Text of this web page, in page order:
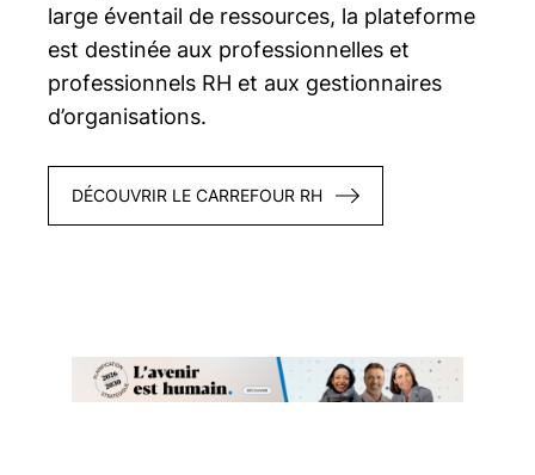
large éventail de ressources, la plateforme
est destinée aux professionnelles et
professionnels RH et aux gestionnaires
d’organisations.
DÉCOUVRIR LE CARREFOUR RH